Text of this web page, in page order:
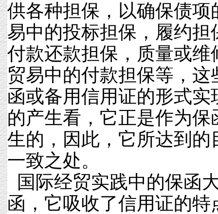
供各种担保，以确保债项
易中的投标担保，履约
付款还款担保，质量或维
贸易中的付款担保等，
函或备用信用证的形式
的产生看，它正是作为
生的，因此，它所达到的
一致之处。
国际经贸实践中的保函
函，它吸收了信用证的